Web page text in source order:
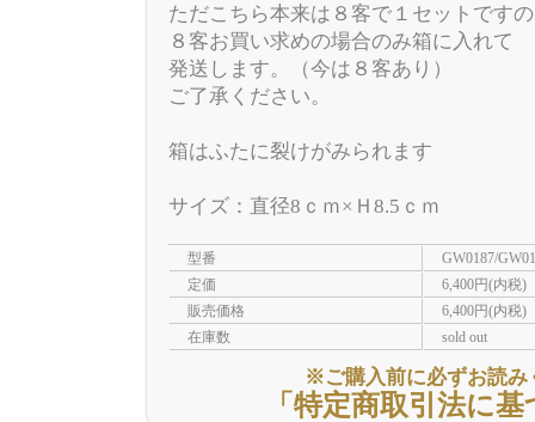
ただこちら本来は８客で１セットです
８客お買い求めの場合のみ箱に入れて
発送します。（今は８客あり）
ご了承ください。
箱はふたに裂けがみられます
サイズ：直径8ｃｍ×Ｈ8.5ｃｍ
型番
GW0187/
定価
6,400円(内税)
販売価格
6,400円(内税)
在庫数
sold out
※ご購入前に必ずお読み
「特定商取引法に